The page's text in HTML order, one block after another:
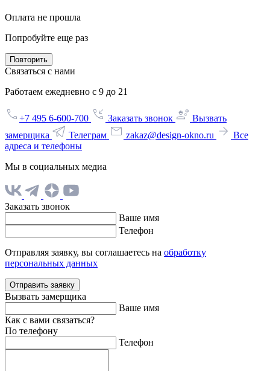
Оплата не прошла
Попробуйте еще раз
Повторить
Связаться с нами
Работаем ежедневно с 9 до 21
+7 495 6-600-700 Заказать звонок
Вызвать
замерщика
Телеграм zakaz@design-okno.ru
Все
адреса и телефоны
Мы в социальных медиа
Заказать звонок
Ваше имя
Телефон
Отправляя заявку, вы соглашаетесь на обработку
персональных данных
Отправить заявку
Вызвать замерщика
Ваше имя
Как с вами связаться?
По телефону
Телефон